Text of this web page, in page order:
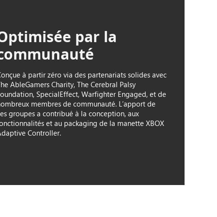
par la
à partir zéro via des partenariats solides avec
AbleGamers Charity, The Cerebral Palsy
SpecialEffect, Warfighter Engaged, et de
membres de communauté. L’apport de
groupes a contribué à la conception, aux
et au packaging de la manette XBOX
Controller.